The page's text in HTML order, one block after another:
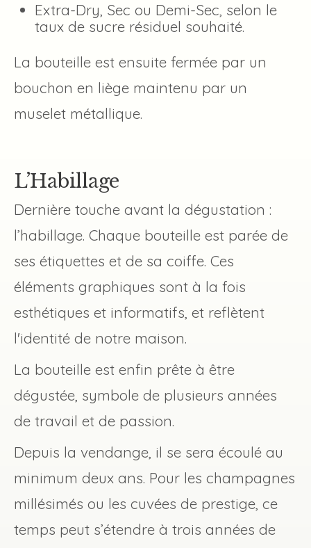
Extra-Dry, Sec ou Demi-Sec, selon le
taux de sucre résiduel souhaité.
La bouteille est ensuite fermée par un
bouchon en liège maintenu par un
muselet métallique.
L’Habillage
Dernière touche avant la dégustation :
l’habillage. Chaque bouteille est parée de
ses étiquettes et de sa coiffe. Ces
éléments graphiques sont à la fois
esthétiques et informatifs, et reflètent
l'identité de notre maison.
La bouteille est enfin prête à être
dégustée, symbole de plusieurs années
de travail et de passion.
Depuis la vendange, il se sera écoulé au
minimum deux ans. Pour les champagnes
millésimés ou les cuvées de prestige, ce
temps peut s’étendre à trois années de